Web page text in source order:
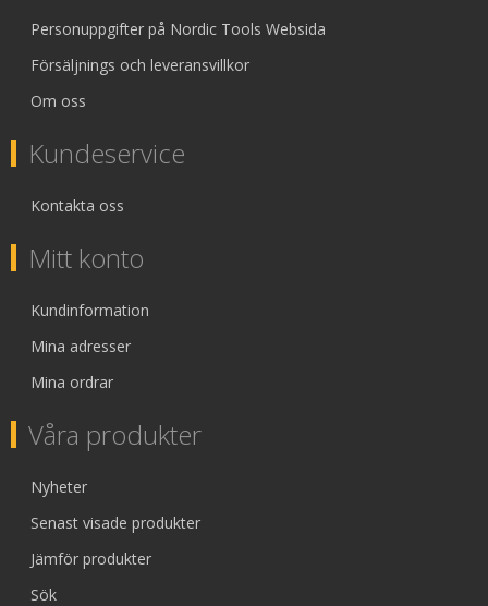
Personuppgifter på Nordic Tools Websida
Försäljnings och leveransvillkor
Om oss
Kundeservice
Kontakta oss
Mitt konto
Kundinformation
Mina adresser
Mina ordrar
Våra produkter
Nyheter
Senast visade produkter
Jämför produkter
Sök